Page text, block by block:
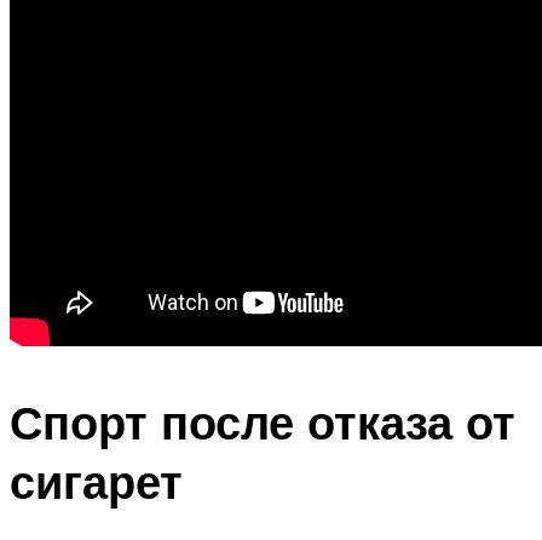
Спорт после отказа от
сигарет